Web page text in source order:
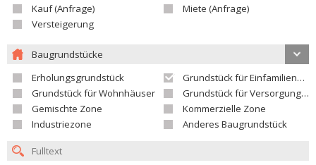
Kauf (Anfrage)
Miete (Anfrage)
Versteigerung
Baugrundstücke
Erholungsgrundstück
Grundstück für Einfamilienhäuser
Grundstück für Wohnhäuser
Grundstück für Versorgungseinrichtungen
Gemischte Zone
Kommerzielle Zone
Industriezone
Anderes Baugrundstück